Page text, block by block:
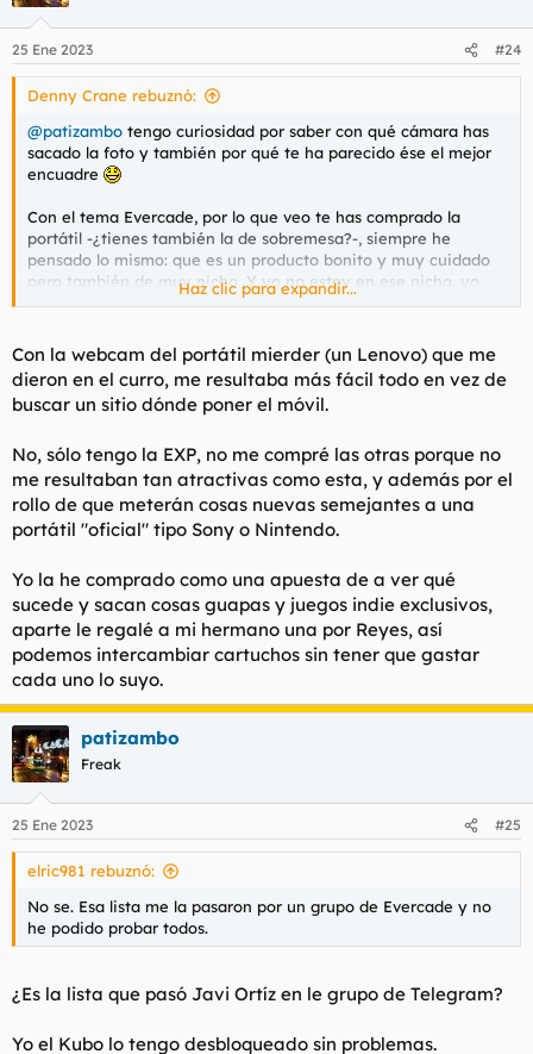
e
s
25 Ene 2023 #24
Denny Crane rebuznó:
@patizambo tengo curiosidad por saber con qué cámara has
sacado la foto y también por qué te ha parecido ése el mejor
encuadre
Con el tema Evercade, por lo que veo te has comprado la
portátil -¿tienes también la de sobremesa?-, siempre he
pensado lo mismo: que es un producto bonito y muy cuidado
pero también de muy nicho. Y yo no estoy en ese nicho, yo
estoy más en la onda de@Spawner: emuladores y que todo el
producto válido y que tiene su mercado hoy en día para
personas que os gusta la experiencia clásica de los videojuegos
que tuvimos hasta la séptima generación de consolas cuando
entró el rollo de los juegos digitales, DLCs y se fue todo a
Haz clic para expandir...
Con la webcam del portátil mierder (un Lenovo) que me
dieron en el curro, me resultaba más fácil todo en vez de
buscar un sitio dónde poner el móvil.
No, sólo tengo la EXP, no me compré las otras porque no
me resultaban tan atractivas como esta, y además por el
rollo de que meterán cosas nuevas semejantes a una
portátil "oficial" tipo Sony o Nintendo.
Yo la he comprado como una apuesta de a ver qué
sucede y sacan cosas guapas y juegos indie exclusivos,
aparte le regalé a mi hermano una por Reyes, así
podemos intercambiar cartuchos sin tener que gastar
cada uno lo suyo.
patizambo
Freak
25 Ene 2023 #25
elric981 rebuznó:
No se. Esa lista me la pasaron por un grupo de Evercade y no
he podido probar todos.
¿Es la lista que pasó Javi Ortíz en le grupo de Telegram?
Yo el Kubo lo tengo desbloqueado sin problemas.